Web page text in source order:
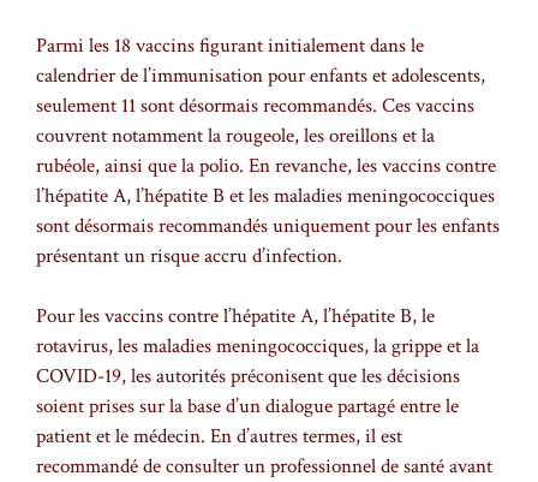
Parmi les 18 vaccins figurant initialement dans le
calendrier de l’immunisation pour enfants et adolescents,
seulement 11 sont désormais recommandés. Ces vaccins
couvrent notamment la rougeole, les oreillons et la
rubéole, ainsi que la polio. En revanche, les vaccins contre
l’hépatite A, l’hépatite B et les maladies meningococciques
sont désormais recommandés uniquement pour les enfants
présentant un risque accru d’infection.
Pour les vaccins contre l’hépatite A, l’hépatite B, le
rotavirus, les maladies meningococciques, la grippe et la
COVID-19, les autorités préconisent que les décisions
soient prises sur la base d’un dialogue partagé entre le
patient et le médecin. En d’autres termes, il est
recommandé de consulter un professionnel de santé avant